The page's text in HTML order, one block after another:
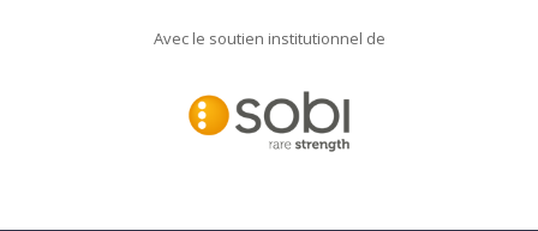
Avec le soutien institutionnel de